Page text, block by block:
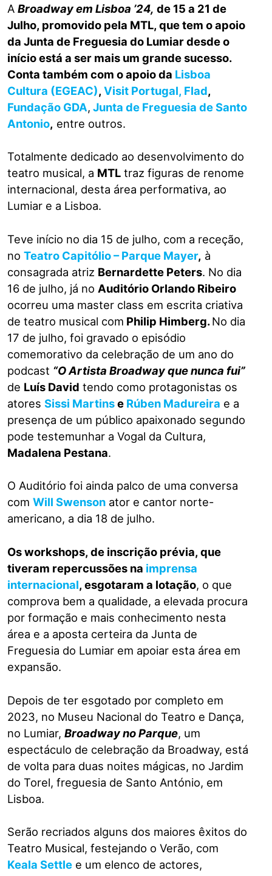
A Broadway em Lisboa ’24, de 15 a 21 de
Julho, promovido pela MTL, que tem o apoio
da Junta de Freguesia do Lumiar desde o
início está a ser mais um grande sucesso.
Conta também com o apoio da Lisboa
Cultura (EGEAC), Visit Portugal, Flad,
Fundação GDA, Junta de Freguesia de Santo
Antonio, entre outros.
Totalmente dedicado ao desenvolvimento do
teatro musical, a MTL traz figuras de renome
internacional, desta área performativa, ao
Lumiar e a Lisboa.
Teve início no dia 15 de julho, com a receção,
no Teatro Capitólio – Parque Mayer, à
consagrada atriz Bernardette Peters. No dia
16 de julho, já no Auditório Orlando Ribeiro
ocorreu uma master class em escrita criativa
de teatro musical com Philip Himberg.No dia
17 de julho, foi gravado o episódio
comemorativo da celebração de um ano do
podcast “O Artista Broadway que nunca fui”
de Luís David tendo como protagonistas os
atores Sissi Martinse Rúben Madureira e a
presença de um público apaixonado segundo
pode testemunhar a Vogal da Cultura,
Madalena Pestana.
O Auditório foi ainda palco de uma conversa
com Will Swenson ator e cantor norte-
americano, a dia 18 de julho.
Os workshops, de inscrição prévia, que
tiveram repercussões na imprensa
internacional, esgotaram a lotação, o que
comprova bem a qualidade, a elevada procura
por formação e mais conhecimento nesta
área e a aposta certeira da Junta de
Freguesia do Lumiar em apoiar esta área em
expansão.
Depois de ter esgotado por completo em
2023, no Museu Nacional do Teatro e Dança,
no Lumiar, Broadway no Parque, um
espectáculo de celebração da Broadway, está
de volta para duas noites mágicas, no Jardim
do Torel, freguesia de Santo António, em
Lisboa.
Serão recriados alguns dos maiores êxitos do
Teatro Musical, festejando o Verão, com
Keala Settle e um elenco de actores,